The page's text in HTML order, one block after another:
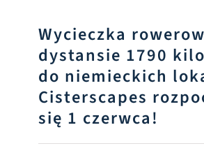
Wycieczka
dystansie 1790
do niemieckich
Cisterscapes
się 1 czerwca!